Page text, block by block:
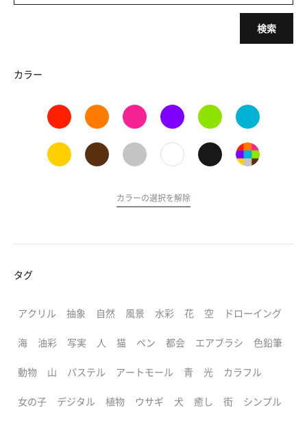
検索
カラー
カラーの選択を解除
タグ
アクリル 抽象 自然 風景 水彩 花 空 ドローイング
海 油彩 写実 人 猫 ペン 都会 エアブラシ 色鉛筆
動物 山 パステル アートモール 青 光 カラフル
女の子 デジタル 植物 ウサギ 犬 癒し 街 シンプル